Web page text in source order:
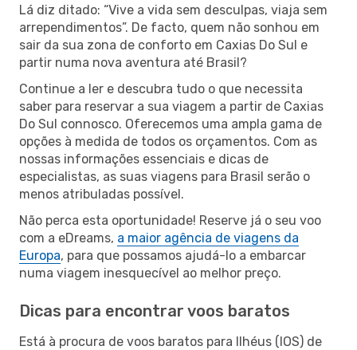
Lá diz ditado: “Vive a vida sem desculpas, viaja sem
arrependimentos”. De facto, quem não sonhou em
sair da sua zona de conforto em Caxias Do Sul e
partir numa nova aventura até Brasil?
Continue a ler e descubra tudo o que necessita
saber para reservar a sua viagem a partir de Caxias
Do Sul connosco. Oferecemos uma ampla gama de
opções à medida de todos os orçamentos. Com as
nossas informações essenciais e dicas de
especialistas, as suas viagens para Brasil serão o
menos atribuladas possível.
Não perca esta oportunidade! Reserve já o seu voo
com a eDreams, a maior agência de viagens da
Europa, para que possamos ajudá-lo a embarcar
numa viagem inesquecível ao melhor preço.
Dicas para encontrar voos baratos
Está à procura de voos baratos para Ilhéus (IOS) de